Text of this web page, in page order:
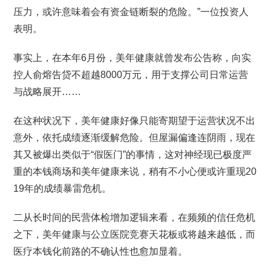
压力，或许意味着会有资金链断裂的危险。”一位投资人
表明。
事实上，在本年6月份，美年健康就曾发布公告称，向实
控人俞熔告贷不超越8000万元，用于支撑公司日常运营
与战略展开……
在这种状况下，美年健康好像只能寄期望于运营状况不出
意外，依托成绩逐渐缓解危险。但屋漏偏逢连阴雨，现在
其又被爆出类似于“假医门”的事情，这对神经现已极度严
重的本钱商场和美年健康来说，稍有不小心便或许重现20
19年的成绩暴雷危机。
二从长时间的民营体检增加逻辑来看，在频频的信任危机
之下，美年健康与公立医院竞赛天花板或将越来越低，而
医疗本钱化前路的不确认性也愈加显着。